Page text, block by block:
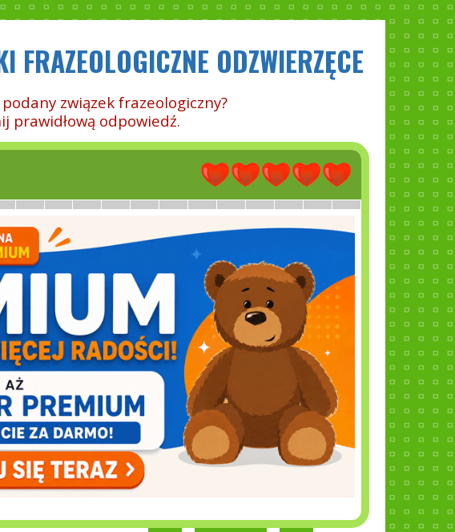
FRAZEOLOGICZNE ODZWIERZĘCE
związek frazeologiczny?
prawidłową odpowiedź.